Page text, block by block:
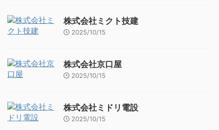
株式会社ミクト技建
2025/10/15
株式会社京口屋
2025/10/15
株式会社ミドリ電設
2025/10/15